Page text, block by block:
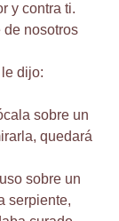
y contra ti.
de nosotros
dijo:
sobre un
quedará
sobre un
serpiente,